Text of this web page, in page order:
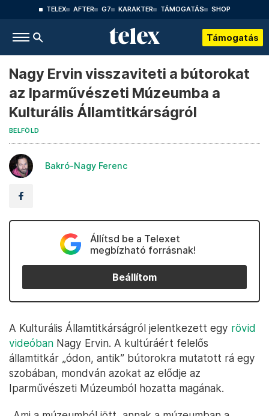
TELEX AFTER G7 KARAKTER TÁMOGATÁS SHOP
Támogatás
Nagy Ervin visszaviteti a bútorokat
az Iparművészeti Múzeumba a
Kulturális Államtitkárságról
BELFÖLD
Bakró-Nagy Ferenc
Állítsd be a Telexet
megbízható forrásnak!
Beállítom
A Kulturális Államtitkárságról jelentkezett egy rövid
videóban Nagy Ervin. A kultúráért felelős
államtitkár „ódon, antik” bútorokra mutatott rá egy
szobában, mondván azokat az elődje az
Iparművészeti Múzeumból hozatta magának.